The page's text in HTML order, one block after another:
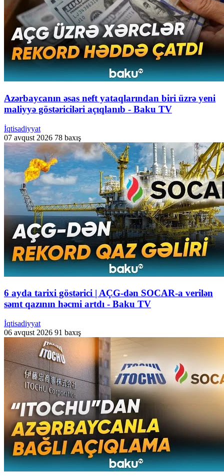
Azərbaycanın əsas neft yataqlarından biri üzrə yeni
maliyyə göstəriciləri açıqlanıb - Baku TV
İqtisadiyyat
07 avqust 2026 78 baxış
6 ayda tarixi göstərici | AÇG-dən SOCAR-a verilən
səmt qazının həcmi artdı - Baku TV
İqtisadiyyat
06 avqust 2026 91 baxış